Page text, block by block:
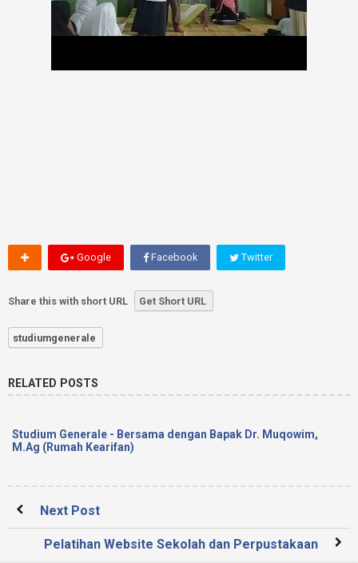
Google Facebook Twitter
Share this with short URL Get Short URL
studiumgenerale
RELATED POSTS
Studium Generale - Bersama dengan Bapak Dr. Muqowim,
M.Ag (Rumah Kearifan)
Next Post
Pelatihan Website Sekolah dan Perpustakaan